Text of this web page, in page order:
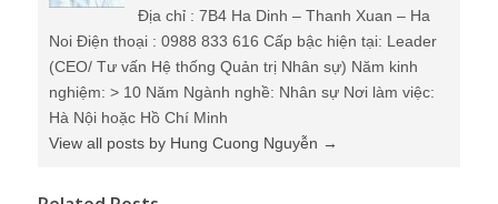
Địa chỉ : 7B4 Ha Dinh – Thanh Xuan – Ha
Noi Điện thoại : 0988 833 616 Cấp bậc hiện tại: Leader
(CEO/ Tư vấn Hệ thống Quản trị Nhân sự) Năm kinh
nghiệm: > 10 Năm Ngành nghề: Nhân sự Nơi làm việc:
Hà Nội hoặc Hồ Chí Minh
View all posts by Hung Cuong Nguyễn →